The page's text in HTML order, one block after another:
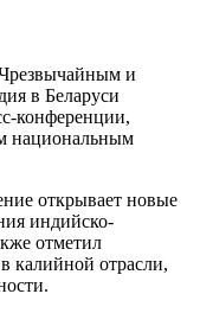
Чрезвычайным и
в Беларуси
конференции,
национальным
открывает новые
индийско-
отметил
калийной отрасли,